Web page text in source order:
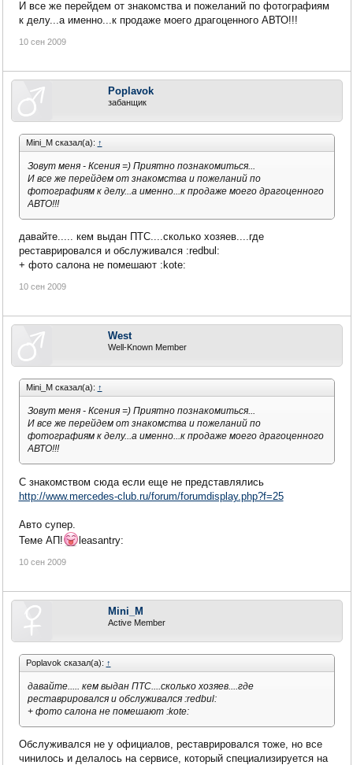
И все же перейдем от знакомства и пожеланий по фотографиям
к делу...а именно...к продаже моего драгоценного АВТО!!!
10 сен 2009
Poplavok
забанщик
Mini_M сказал(а): ↑
Зовут меня - Ксения =) Приятно познакомиться...
И все же перейдем от знакомства и пожеланий по
фотографиям к делу...а именно...к продаже моего драгоценного
АВТО!!!
давайте..... кем выдан ПТС....сколько хозяев....где
реставрировался и обслуживался :redbul:
+ фото салона не помешают :kote:
10 сен 2009
West
Well-Known Member
Mini_M сказал(а): ↑
Зовут меня - Ксения =) Приятно познакомиться...
И все же перейдем от знакомства и пожеланий по
фотографиям к делу...а именно...к продаже моего драгоценного
АВТО!!!
С знакомством сюда если еще не представлялись
http://www.mercedes-club.ru/forum/forumdisplay.php?f=25
Авто супер.
Теме АП!
leasantry:
10 сен 2009
Mini_M
Active Member
Poplavok сказал(а): ↑
давайте..... кем выдан ПТС....сколько хозяев....где
реставрировался и обслуживался :redbul:
+ фото салона не помешают :kote:
Обслуживался не у официалов, реставрировался тоже, но все
чинилось и делалось на сервисе, который специализируется на